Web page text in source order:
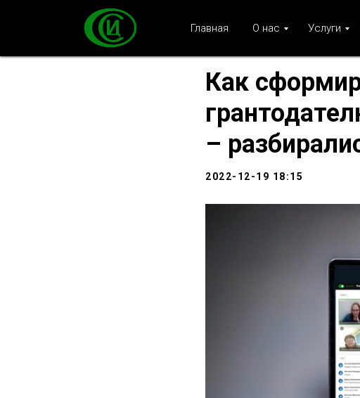
Главная О нас Услуги
Как
–
2022-12-19 18:15